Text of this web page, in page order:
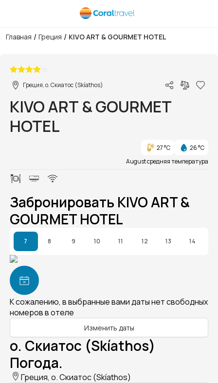
Главная / Греция / KIVO ART & GOURMET HOTEL
Греция, о. Скиатос (Skíathos)
KIVO ART & GOURMET
HOTEL
27 °C
26 °C
August средняя температура
Забронировать KIVO ART &
GOURMET HOTEL
7 8 9 10 11 12 13 14
К сожалению, в выбранные вами даты нет свободных
номеров в отеле
Изменить даты
о. Скиатос (Skíathos)
Погода.
Греция, о. Скиатос (Skíathos)